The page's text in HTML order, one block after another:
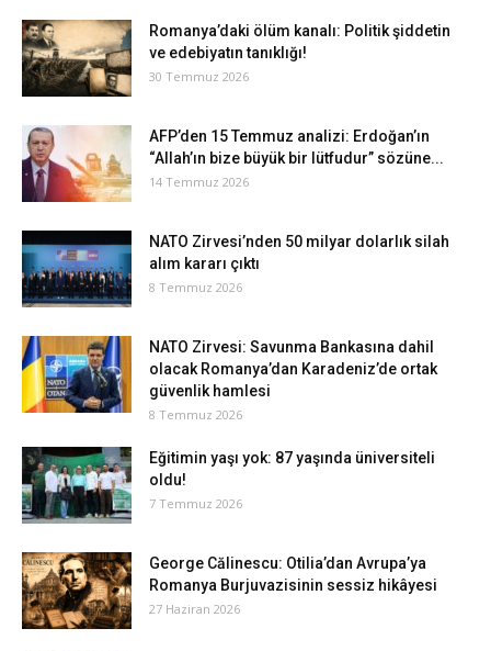
Romanya’daki ölüm kanalı: Politik şiddetin
ve edebiyatın tanıklığı!
30 Temmuz 2026
AFP’den 15 Temmuz analizi: Erdoğan’ın
“Allah’ın bize büyük bir lütfudur” sözüne...
14 Temmuz 2026
NATO Zirvesi’nden 50 milyar dolarlık silah
alım kararı çıktı
8 Temmuz 2026
NATO Zirvesi: Savunma Bankasına dahil
olacak Romanya’dan Karadeniz’de ortak
güvenlik hamlesi
8 Temmuz 2026
Eğitimin yaşı yok: 87 yaşında üniversiteli
oldu!
7 Temmuz 2026
George Călinescu: Otilia’dan Avrupa’ya
Romanya Burjuvazisinin sessiz hikâyesi
27 Haziran 2026